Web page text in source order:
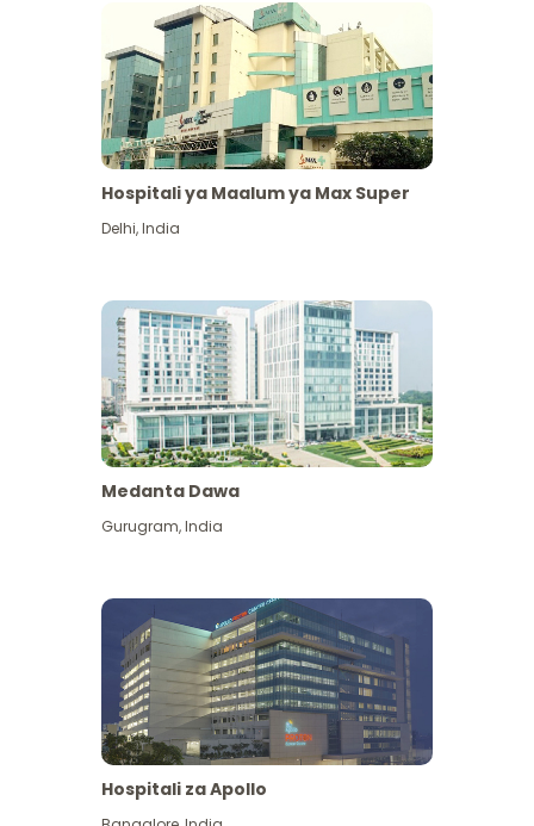
Hospitali ya Maalum ya Max Super
Delhi,India
Medanta Dawa
Gurugram,India
Hospitali za Apollo